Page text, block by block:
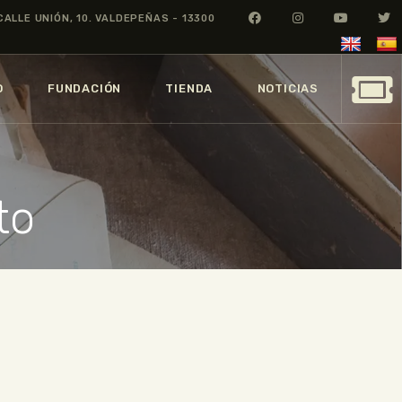
UNIÓN, 10. VALDEPEÑAS - 13300
FUNDACIÓN TIENDA NOTICIAS